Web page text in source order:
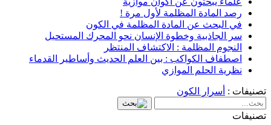
رصد المادة المظلمة لأول مرة !
في البحث عن المادة المظلمة في الكون
سر الجاذبية وخطوة الإنسان نحو المحرك المستحيل
النجوم المظلمة : الاكتشاف المنتظر
اصطفاف الكواكب : بين العلم الحديث وأساطير القدماء
نظرية الحلم الموازي
تصنيفات : أسرار الكون
تصنيفات